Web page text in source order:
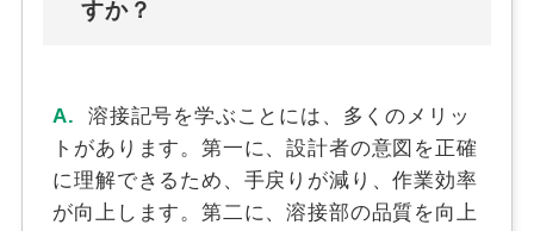
すか？
A.
溶接記号を学ぶことには、多くのメリッ
トがあります。第一に、設計者の意図を正確
に理解できるため、手戻りが減り、作業効率
が向上します。第二に、溶接部の品質を向上